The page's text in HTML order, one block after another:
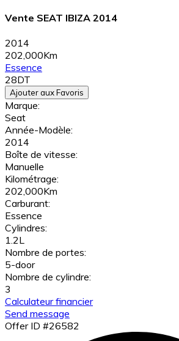
Vente SEAT IBIZA 2014
2014
202,000Km
Essence
28DT
Ajouter aux Favoris
Marque:
Seat
Année-Modèle:
2014
Boîte de vitesse:
Manuelle
Kilométrage:
202,000Km
Carburant:
Essence
Cylindres:
1.2L
Nombre de portes:
5-door
Nombre de cylindre:
3
Calculateur financier
Send message
Offer ID #26582